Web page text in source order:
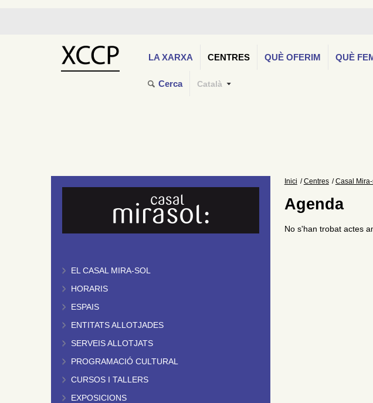
LA XARXA CENTRES QUÈ OFERIM QUÈ
Cerca Català
EL CASAL MIRA-SOL
HORARIS
ESPAIS
ENTITATS ALLOTJADES
SERVEIS ALLOTJATS
PROGRAMACIÓ CULTURAL
CURSOS I TALLERS
EXPOSICIONS
Inici Centres Casal Mira-
Agenda
No s'han trobat actes